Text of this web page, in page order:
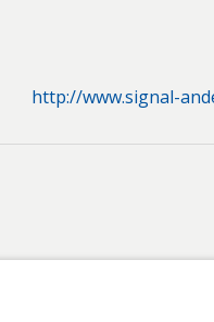
http://www.signal-